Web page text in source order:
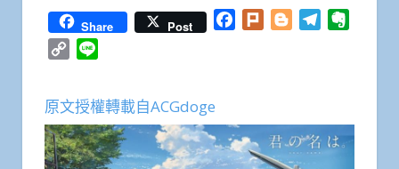
Share Post Facebook
Plurk BloggerTelegram
Copy
原文授權轉載自ACGdoge